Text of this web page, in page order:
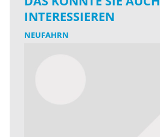
INTERESSIEREN
NEUFAHRN